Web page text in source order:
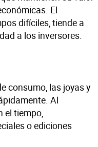
El
difíciles, tiende a
a los inversores.
consumo, las joyas y
Al
el tiempo,
o ediciones